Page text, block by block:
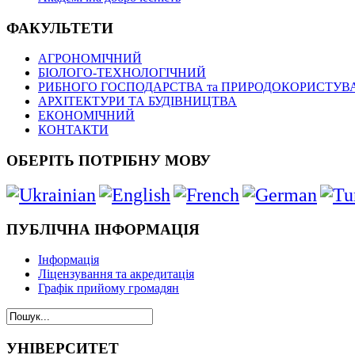
ФАКУЛЬТЕТИ
АГРОНОМІЧНИЙ
БІОЛОГО-ТЕХНОЛОГІЧНИЙ
РИБНОГО ГОСПОДАРСТВА та
АРХІТЕКТУРИ ТА БУДІВНИЦТВА
ЕКОНОМІЧНИЙ
КОНТАКТИ
ОБЕРІТЬ ПОТРІБНУ МОВУ
ПУБЛІЧНА ІНФОРМАЦІЯ
Інформація
Ліцензування та акредитація
Графік прийому громадян
УНІВЕРСИТЕТ